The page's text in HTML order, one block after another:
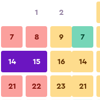
precio por noche
Ver oferta
1 2
7 8 9
14 15 16
21 22 23
7
14
21